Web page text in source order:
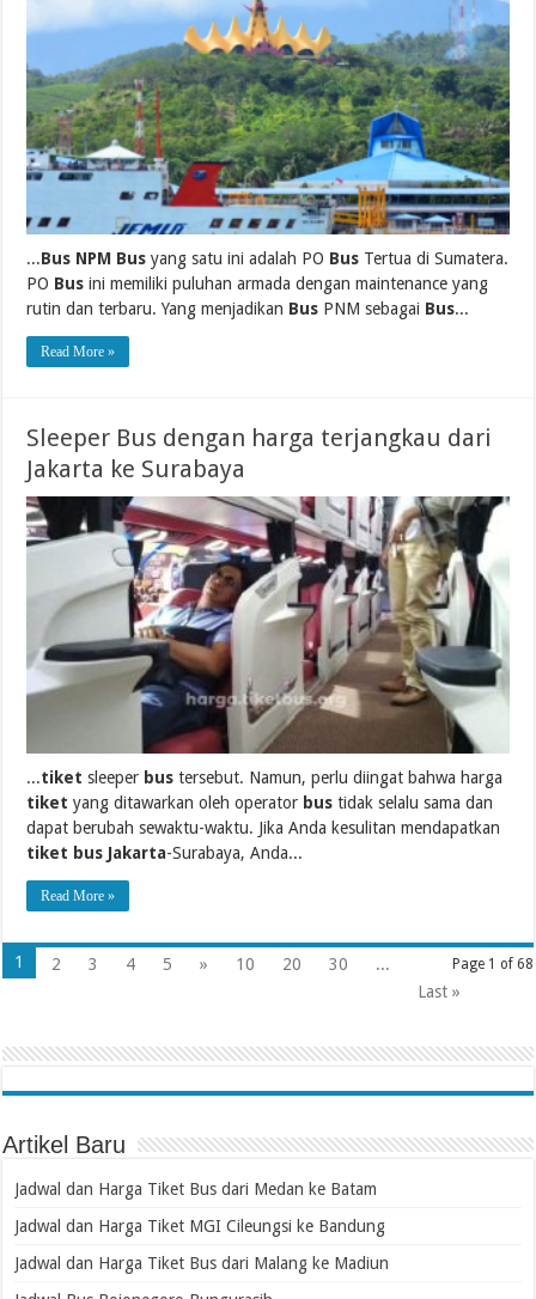
...Bus NPM Bus yang satu ini adalah PO Bus Tertua di Sumatera.
PO Bus ini memiliki puluhan armada dengan maintenance yang
rutin dan terbaru. Yang menjadikan Bus PNM sebagai Bus...
Read More »
Sleeper Bus dengan harga terjangkau dari
Jakarta ke Surabaya
...tiket sleeper bus tersebut. Namun, perlu diingat bahwa harga
tiket yang ditawarkan oleh operator bus tidak selalu sama dan
dapat berubah sewaktu-waktu. Jika Anda kesulitan mendapatkan
tiket bus Jakarta-Surabaya, Anda...
Read More »
Page 1 of 68
1 2 3 4 5 » 10 20 30
...
Last »
Artikel Baru
Jadwal dan Harga Tiket Bus dari Medan ke Batam
Jadwal dan Harga Tiket MGI Cileungsi ke Bandung
Jadwal dan Harga Tiket Bus dari Malang ke Madiun